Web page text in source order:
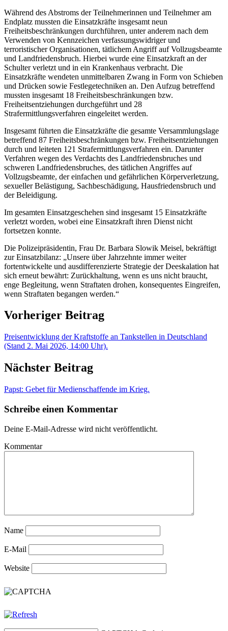
Während des Abstroms der Teilnehmerinnen und Teilnehmer am
Endplatz mussten die Einsatzkräfte insgesamt neun
Freiheitsbeschränkungen durchführen, unter anderem nach dem
Verwenden von Kennzeichen verfassungswidriger und
terroristischer Organisationen, tätlichem Angriff auf Vollzugsbeamte
und Landfriedensbruch. Hierbei wurde eine Einsatzkraft an der
Schulter verletzt und in ein Krankenhaus verbracht. Die
Einsatzkräfte wendeten unmittelbaren Zwang in Form von Schieben
und Drücken sowie Festlegetechniken an. Den Aufzug betreffend
mussten insgesamt 18 Freiheitsbeschränkungen bzw.
Freiheitsentziehungen durchgeführt und 28
Strafermittlungsverfahren eingeleitet werden.
Insgesamt führten die Einsatzkräfte die gesamte Versammlungslage
betreffend 87 Freiheitsbeschränkungen bzw. Freiheitsentziehungen
durch und leiteten 121 Strafermittlungsverfahren ein. Darunter
Verfahren wegen des Verdachts des Landfriedensbruches und
schweren Landfriedensbruches, des tätlichen Angriffes auf
Vollzugsbeamte, der einfachen und gefährlichen Körperverletzung,
sexueller Belästigung, Sachbeschädigung, Hausfriedensbruch und
der Beleidigung.
Im gesamten Einsatzgeschehen sind insgesamt 15 Einsatzkräfte
verletzt worden, wobei eine Einsatzkraft ihren Dienst nicht
fortsetzen konnte.
Die Polizeipräsidentin, Frau Dr. Barbara Slowik Meisel, bekräftigt
zur Einsatzbilanz: „Unsere über Jahrzehnte immer weiter
fortentwickelte und ausdifferenzierte Strategie der Deeskalation hat
sich erneut bewährt: Zurückhaltung, wenn es uns nicht braucht,
enge Begleitung, wenn Straftaten drohen, konsequentes Eingreifen,
wenn Straftaten begangen werden.“
Vorheriger Beitrag
Preisentwicklung der Kraftstoffe an Tankstellen in Deutschland
(Stand 2. Mai 2026, 14:00 Uhr).
Nächster Beitrag
Papst: Gebet für Medienschaffende im Krieg.
Schreibe einen Kommentar
Deine E-Mail-Adresse wird nicht veröffentlicht.
Kommentar
Name
E-Mail
Website